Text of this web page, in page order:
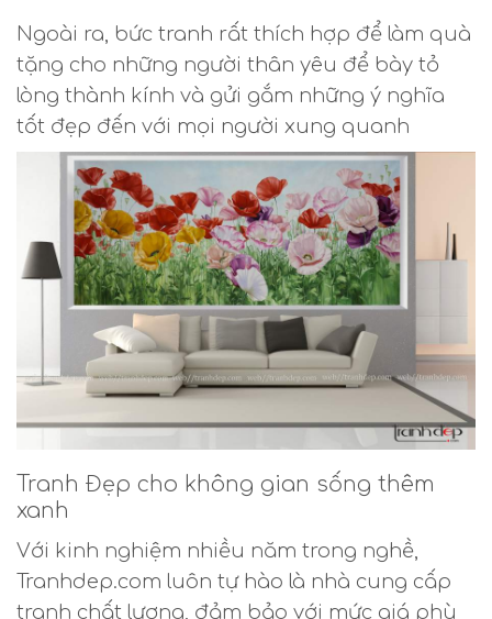
Ngoài ra, bức tranh rất thích hợp để làm quà
tặng cho những người thân yêu để bày tỏ
lòng thành kính và gửi gắm những ý nghĩa
tốt đẹp đến với mọi người xung quanh
Tranh Đẹp cho không gian sống thêm
xanh
Với kinh nghiệm nhiều năm trong nghề,
Tranhdep.com luôn tự hào là nhà cung cấp
tranh chất lượng, đảm bảo với mức giá phù